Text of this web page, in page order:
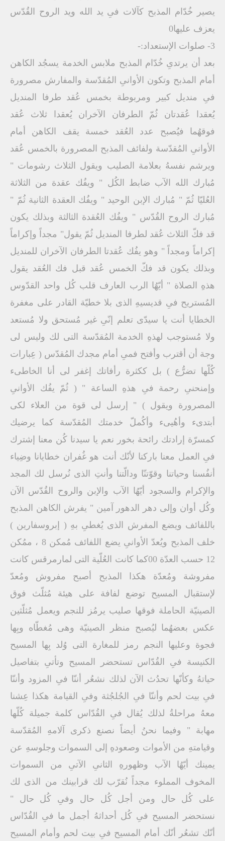
يصير خُدّام المذبح كآلات فىِ يد الله ويد الروح القُدّس
يعزف عليها0
3- صلوات الإستعداد:-
بعد أن يرتدىِ خُدّام المذبح ملابس الخدمة يسجُد الكاهن
أمام المذبح وتكون الأوانىِ المُقدّسة والمفارش مصرورة
فىِ منديل كبير ومربوطة بخمس عُقد طرفا المنديل
يُعقدا عُقدتان ثُمّ الطرفان الآخران يُعقدا ثلاث عُقد
فوقهُما فيُصبح عدد العُقد خمسة يقف الكاهن أمام
الأوانىِ المُقدّسة ولفائف المذبح المصرورة بالخمس عُقد
ويرشم نفسهُ بعلامة الصليب ويقول الثلاث رشومات "
مُبارك الله الآب ضابط الكُل " ويفُك عقدة من الثلاثة
العُليّا ثُمّ " مُبارك الإبن الوحيد " ويفُك العقدة الثانية ثُمّ "
مُبارك الروح القُدّس " ويفُك العُقدة الثالثة وبذلك يكون
قد فكّ الثلاث عُقد لطرفا المنديل ثُمّ يقول" مجداً وإكراماً
إكراماً ومجداً " وهو يفُك عُقدتا الطرفان الآخران للمنديل
وبذلك يكون قد فكّ الخمس عُقد قبل فك العُقد يقول
هذهِ الصلاة " أيّهُا الرب العارف قلب كُل واحد القدّوس
المُستريح فىِ قديسيهِ الذى بلا خطيّة القادر على مغفرة
الخطايا أنت يا سيدّى تعلم إنّىِ غير مُستحق ولا مُستعد
ولا مُستوجب لهذهِ الخدمة المُقدّسة التى لك وليس لى
وجة أن أقترب وأفتح فمىِ أمام مجدك المُقدّس ( عِبارات
كُلّها تضرُّع ) بل ككثرة رأفاتك إغفر لى أنا الخاطىء
وإمنحنىِ رحمة فىِ هذهِ الساعة " ( ثُمّ يفُك الأوانىِ
المصرورة ويقول ) " إرسل لى قوة من العلاء لكى
أبتدىء وأهُيىء وأكُملّ خدمتك المُقدّسة كما يرضيك
كمسرّة إرادتك رائحة بخور نعم يا سيدنا كُن معنا إشترك
فىِ العمل معنا باركنا لأنّك أنت هو غُفران خطايانا وضِياء
أنفُسنا وحياتنا وقوّتنّا ودالّتنا وأنتِ الذى نُرسل لك المجد
والإكرام والسجود أيّهُا الآب والإبن والروح القُدّس الآن
وكُل أوان وإلى دهر الدهور آمين " يفرش الكاهن المذبح
باللفائف ويضع المفرش الذى يُغطىِ بهِ ( إبروسفارين )
خلف المذبح ويُعدّ الأوانىِ يضع اللفائف مُمكن 8 ، ممُكن
12 حسب العدّة 00كما كانت العُلّية التى لمارمرقس كانت
مفروشة ومُعدّة هكذا المذبح أصبح مفروش ومُعدّ
لإستقبال المسيح توضع لفافة على هيئة مُثلّث فوق
الصينيّة الحاملة فوقها صليب يرمُز للنجم ويعمل مُثلّثين
عكس بعضهُما ليُصبح منظر الصينيّة وهى مُغطّاه وبِها
فجوة وعليها النجم رمز للمغارة التى وُلد بِها المسيح
الكنيسة فىِ القُدّاس تستحضر المسيح وتأتىِ بتفاصيل
حياتهُ وكأنّها تحدُث الآن لذلك نشعُر أننّا فىِ المزود وأننّا
فىِ بيت لحم وأننّا فىِ الجُلجُثة وفىِ القيامة هكذا عِشنا
معهُ مراحلةُ لذلك يُقال فىِ القُدّاس كلمة جميلة كُلّها
مهابة " وفيما نحنُ أيضاً نصنع ذكرى آلامهِ المُقدّسة
وقيامتهِ من الأموات وصعودهِ إلى السموات وجلوسهِ عن
يمينك أيّهُا الآب وظهورهِ الثانىِ الآتىِ من السموات
المخوف المملوء مجداً نُقرّب لك قرابينك من الذى لك
على كُل حال ومن أجل كُل حال وفىِ كُل حال "
نستحضر المسيح فىِ كُل أحداثهُ أجمل ما فىِ القُدّاس
أنّك تشعُر أنّك أمام المسيح فىِ بيت لحم وأمام المسيح